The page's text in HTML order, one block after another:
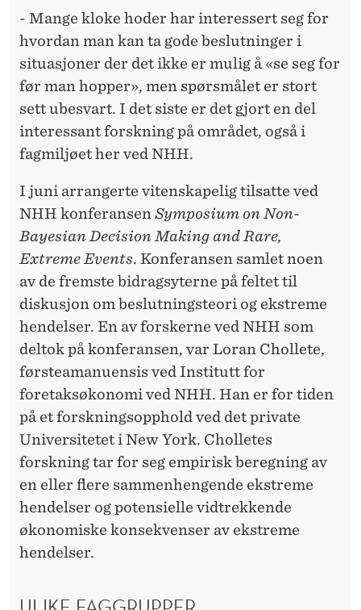
- Mange kloke hoder har interessert seg for
hvordan man kan ta gode beslutninger i
situasjoner der det ikke er mulig å «se seg for
før man hopper», men spørsmålet er stort
sett ubesvart. I det siste er det gjort en del
interessant forskning på området, også i
fagmiljøet her ved NHH.
I juni arrangerte vitenskapelig tilsatte ved
NHH konferansen Symposium on Non-
Bayesian Decision Making and Rare,
Extreme Events. Konferansen samlet noen
av de fremste bidragsyterne på feltet til
diskusjon om beslutningsteori og ekstreme
hendelser. En av forskerne ved NHH som
deltok på konferansen, var Loran Chollete,
førsteamanuensis ved Institutt for
foretaksøkonomi ved NHH. Han er for tiden
på et forskningsopphold ved det private
Universitetet i New York. Cholletes
forskning tar for seg empirisk beregning av
en eller flere sammenhengende ekstreme
hendelser og potensielle vidtrekkende
økonomiske konsekvenser av ekstreme
hendelser.